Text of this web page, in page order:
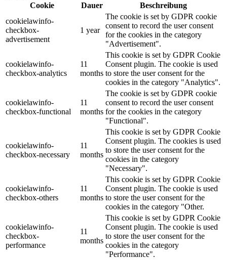
Cookie
Dauer
Beschreibung
cookielawinfo-
checkbox-
advertisement
1 year
The cookie is set by GDPR cookie
consent to record the user consent
for the cookies in the category
"Advertisement".
cookielawinfo-
checkbox-analytics
11
months
This cookie is set by GDPR Cookie
Consent plugin. The cookie is used
to store the user consent for the
cookies in the category "Analytics".
cookielawinfo-
checkbox-functional
11
months
The cookie is set by GDPR cookie
consent to record the user consent
for the cookies in the category
"Functional".
cookielawinfo-
checkbox-necessary
11
months
This cookie is set by GDPR Cookie
Consent plugin. The cookies is used
to store the user consent for the
cookies in the category
"Necessary".
cookielawinfo-
checkbox-others
11
months
This cookie is set by GDPR Cookie
Consent plugin. The cookie is used
to store the user consent for the
cookies in the category "Other.
cookielawinfo-
checkbox-
performance
11
months
This cookie is set by GDPR Cookie
Consent plugin. The cookie is used
to store the user consent for the
cookies in the category
"Performance".